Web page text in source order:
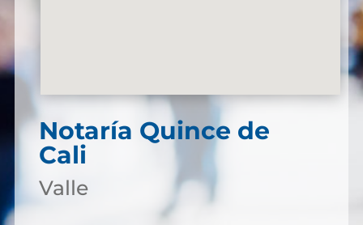
Notaría Quince de
Cali
Valle